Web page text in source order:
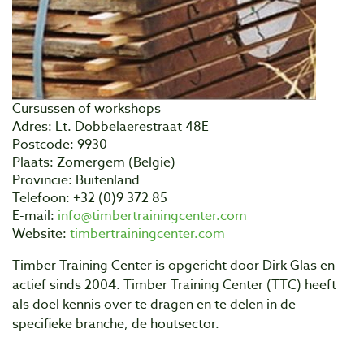
Cursussen of workshops
Adres: Lt. Dobbelaerestraat 48E
Postcode: 9930
Plaats: Zomergem (België)
Provincie: Buitenland
Telefoon: +32 (0)9 372 85
E-mail: info@timbertrainingcenter.com
Website: timbertrainingcenter.com
Timber Training Center is opgericht door Dirk Glas en
actief sinds 2004. Timber Training Center (TTC) heeft
als doel kennis over te dragen en te delen in de
specifieke branche, de houtsector.